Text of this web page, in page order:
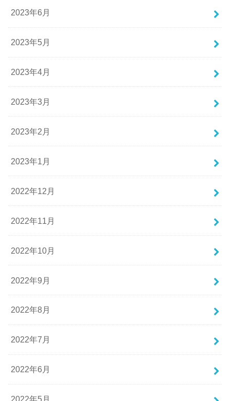
2023年6月
2023年5月
2023年4月
2023年3月
2023年2月
2023年1月
2022年12月
2022年11月
2022年10月
2022年9月
2022年8月
2022年7月
2022年6月
2022年5月